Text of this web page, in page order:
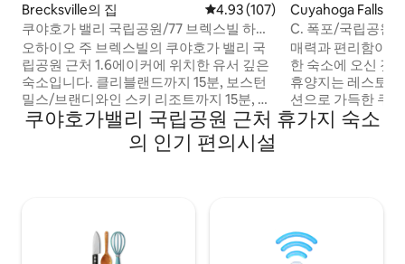
Brecksville의 집 평점 4.93점(5점 만점), 후기 107
4.93 (107)
쿠야호가 밸리 국립공원/77 브렉스빌 하우
스
오하이오 주 브렉스빌의 쿠야호가 밸리 국
립공원 근처 1.6에이커에 위치한 유서 깊은
숙소입니다. 클리블랜드까지 15분, 보스턴
밀스/브랜디와인 스키 리조트까지 15분, 애
크런까지 20분 거리입니다. 77번 국도에서
0.4마일 거리에 있습니다. 이 숙소에는 머무
는 동안 필요한 모든 것이 갖추어져 있으며,
외 활동을 즐길 수 있는 넓은 데크와 파티오
가 있습니다!
Cuyahoga Falls의
C. 폭포/국립공원
매력과 편리함이
한 숙소에 오신 것
휴양지는 레스토
션으로 가득한 쿠
론트 스트리트에
자리잡고 있습니
격입니다!
쿠야호가밸리 국립공원 근처 휴가지 숙소
의 인기 편의시설